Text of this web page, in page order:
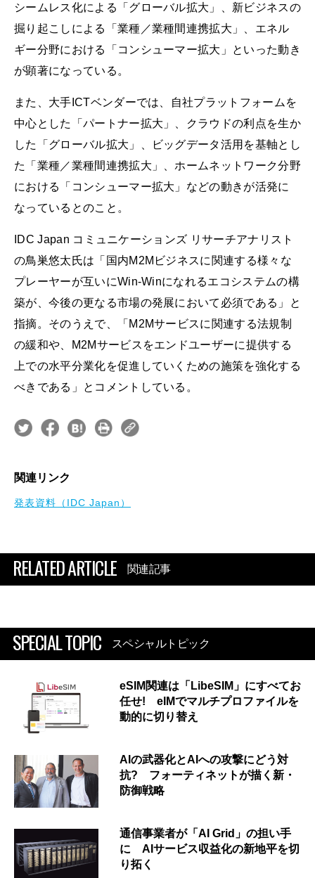
シームレス化による「グローバル拡大」、新ビジネスの
掘り起こしによる「業種／業種間連携拡大」、エネル
ギー分野における「コンシューマー拡大」といった動き
が顕著になっている。
また、大手ICTベンダーでは、自社プラットフォームを
中心とした「パートナー拡大」、クラウドの利点を生か
した「グローバル拡大」、ビッグデータ活用を基軸とし
た「業種／業種間連携拡大」、ホームネットワーク分野
における「コンシューマー拡大」などの動きが活発に
なっているとのこと。
IDC Japan コミュニケーションズ リサーチアナリスト
の鳥巣悠太氏は「国内M2Mビジネスに関連する様々な
プレーヤーが互いにWin-Winになれるエコシステムの構
築が、今後の更なる市場の発展において必須である」と
指摘。そのうえで、「M2Mサービスに関連する法規制
の緩和や、M2Mサービスをエンドユーザーに提供する
上での水平分業化を促進していくための施策を強化する
べきである」とコメントしている。
関連リンク
発表資料（IDC Japan）
RELATED ARTICLE 関連記事
SPECIAL TOPIC スペシャルトピック
eSIM関連は「LibeSIM」にすべてお
任せ! eIMでマルチプロファイルを
動的に切り替え
AIの武器化とAIへの攻撃にどう対
抗? フォーティネットが描く新・
防御戦略
通信事業者が「AI Grid」の担い手
に AIサービス収益化の新地平を切
り拓く